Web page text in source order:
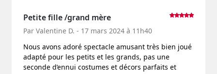
Petite fille /grand mère
Par Valentine D. - 17 mars 2024 à 11h40
Nous avons adoré spectacle amusant très bien joué
adapté pour les petits et les grands, pas une
seconde d’ennui costumes et décors parfaits et